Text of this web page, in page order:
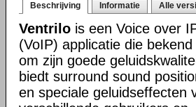
Beschrijving Informatie Alle
Ventrilo is een Voice over
(VoIP) applicatie die
om zijn goede
biedt surround sound
en speciale geluidseffecten